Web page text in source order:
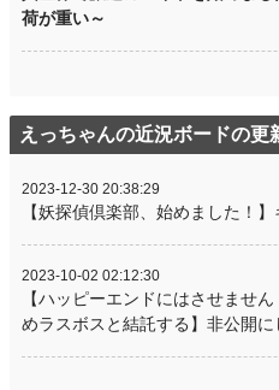
荷が重い～
えっちゃんの近況ボードの更
2023-12-30 20:38:29
【妖探偵倶楽部、始めました！
2023-10-02 02:12:30
【ハッピーエンドにはさせませ
めラスボスと結託する】非公開に